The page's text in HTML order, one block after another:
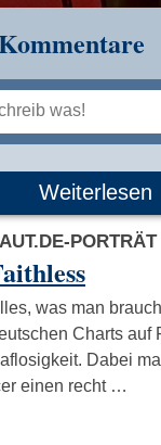
Weiterlesen
PORTRÄT
was man
Charts auf
Dabei
einen recht …